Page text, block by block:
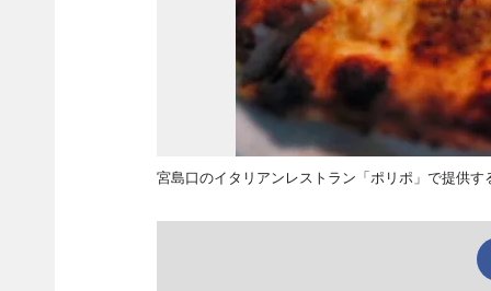
宮島口のイタリアンレストラン「ポリポ」で提供